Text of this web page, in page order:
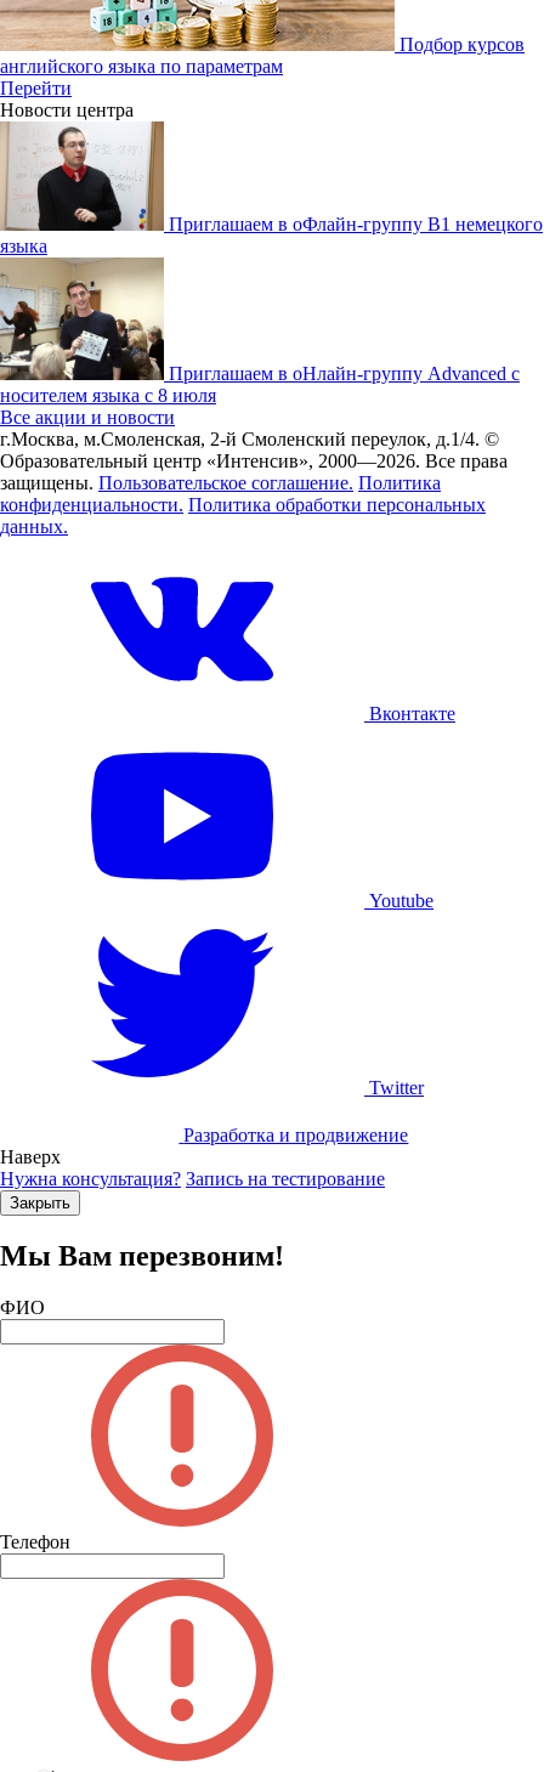
Подбор курсов
английского языка по параметрам
Перейти
Новости центра
Приглашаем в оФлайн-группу В1 немецкого
языка
Приглашаем в оНлайн-группу Advanced с
носителем языка с 8 июля
Все акции и новости
г.Москва, м.Смоленская, 2-й Смоленский переулок, д.1/4. ©
Образовательный центр «Интенсив», 2000—2026. Все права
защищены. Пользовательское соглашение. Политика
конфиденциальности. Политика обработки персональных
данных.
Вконтакте
Youtube
Twitter
Разработка и продвижение
Наверх
Нужна консультация? Запись на тестирование
Закрыть
Мы Вам перезвоним!
ФИО
Телефон